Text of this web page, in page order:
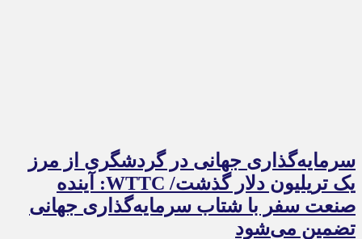
سرمایه‌گذاری جهانی در گردشگری از مرز
یک تریلیون دلار گذشت/ WTTC: آینده
صنعت سفر با شتاب سرمایه‌گذاری جهانی
تضمین می‌شود